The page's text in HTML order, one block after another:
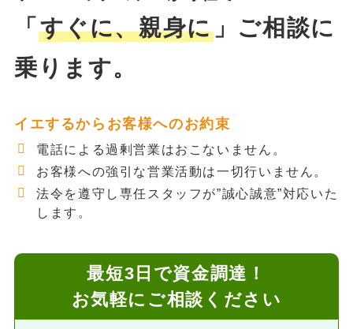
「 すぐに、親身に」ご相談に
乗ります。
イエするからお客様へのお約束
電話による過剰営業はおこないません。
お客様への強引な営業活動は一切行いません。
法令を遵守し専任スタッフが”誠心誠意”対応いた
します。
最短3日で資金調達！
お気軽にご相談ください